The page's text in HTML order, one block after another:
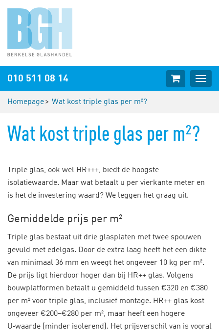
010 511 08 14
Webshop
cart
Homepage Wat kost triple glas per m²?
Wat kost triple glas per m²?
Triple glas, ook wel HR+++, biedt de hoogste
isolatiewaarde. Maar wat betaalt u per vierkante meter en
is het de investering waard? We leggen het graag uit.
Gemiddelde prijs per m²
Triple glas bestaat uit drie glasplaten met twee spouwen
gevuld met edelgas. Door de extra laag heeft het een dikte
van minimaal 36 mm en weegt het ongeveer 10 kg per m².
De prijs ligt hierdoor hoger dan bij HR++ glas. Volgens
bouwplatformen betaalt u gemiddeld tussen €320 en €380
per m² voor triple glas, inclusief montage. HR++ glas kost
ongeveer €200–€280 per m², maar heeft een hogere
U‑waarde (minder isolerend). Het prijsverschil van is vooral